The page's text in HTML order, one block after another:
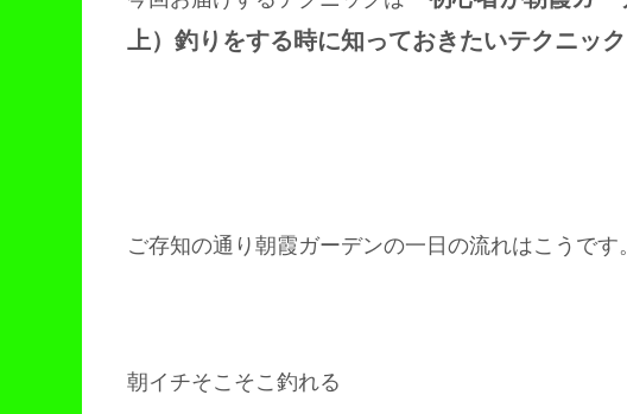
上）釣りをする時に知っておきたいテクニック
ご存知の通り朝霞ガーデンの一日の流れはこうです。
朝イチそこそこ釣れる